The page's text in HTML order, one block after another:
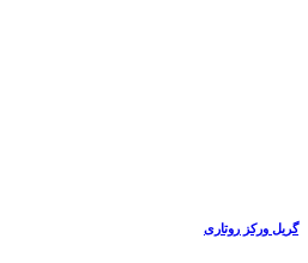
گریل ورکز روتاری